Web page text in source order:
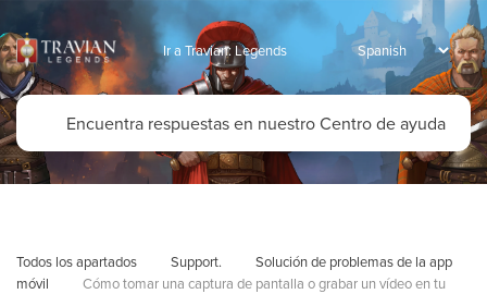
Ir a Travian: Legends
Todos los apartados Support.
Solución de problemas de la app
móvil
Cómo tomar una captura de pantalla o grabar un vídeo en tu